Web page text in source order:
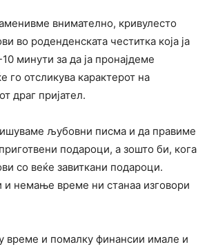
внимателно, кривулесто
во роденденската честитка која ја
минути за да ја пронајдеме
го отсликува карактерот на
драг пријател.
љубовни писма и да правиме
подароци, а зошто би, кога
со веќе завиткани подароци.
немање време ни станаа изговори
време и помалку финансии имале и